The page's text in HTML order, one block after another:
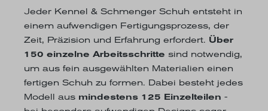
Jeder Kennel & Schmenger Schuh entsteht in
einem aufwendigen Fertigungsprozess, der
Zeit, Präzision und Erfahrung erfordert. Über
150 einzelne Arbeitsschritte sind notwendig,
um aus fein ausgewählten Materialien einen
fertigen Schuh zu formen. Dabei besteht jedes
Modell aus mindestens 125 Einzelteilen -